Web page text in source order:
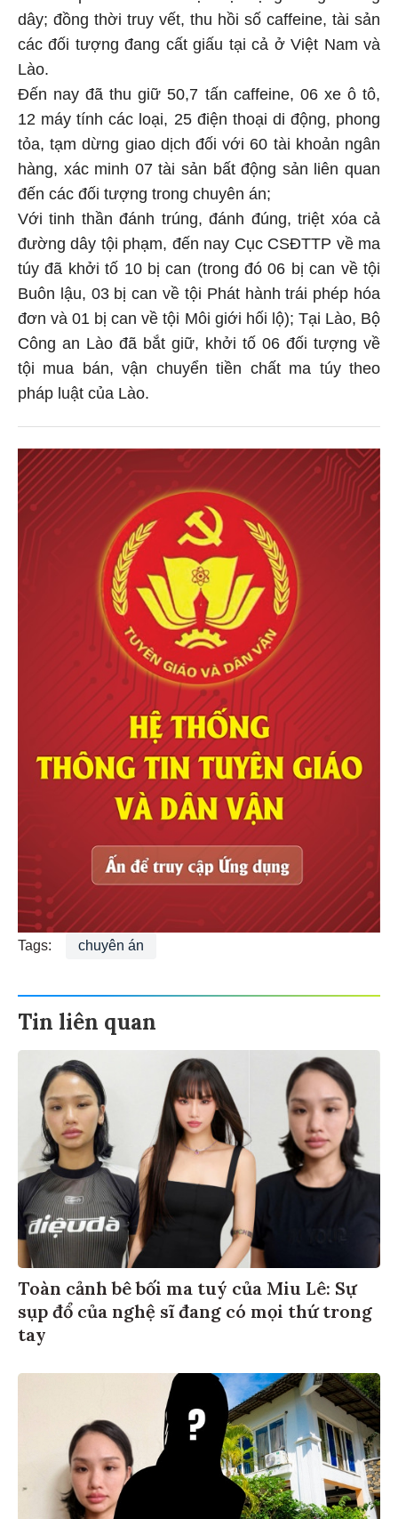
dây; đồng thời truy vết, thu hồi số caffeine, tài sản
các đối tượng đang cất giấu tại cả ở Việt Nam và
Lào.
Đến nay đã thu giữ 50,7 tấn caffeine, 06 xe ô tô,
12 máy tính các loại, 25 điện thoại di động, phong
tỏa, tạm dừng giao dịch đối với 60 tài khoản ngân
hàng, xác minh 07 tài sản bất động sản liên quan
đến các đối tượng trong chuyên án;
Với tinh thần đánh trúng, đánh đúng, triệt xóa cả
đường dây tội phạm, đến nay Cục CSĐTTP về ma
túy đã khởi tố 10 bị can (trong đó 06 bị can về tội
Buôn lậu, 03 bị can về tội Phát hành trái phép hóa
đơn và 01 bị can về tội Môi giới hối lộ); Tại Lào, Bộ
Công an Lào đã bắt giữ, khởi tố 06 đối tượng về
tội mua bán, vận chuyển tiền chất ma túy theo
pháp luật của Lào.
Tags: chuyên án
Tin liên quan
Toàn cảnh bê bối ma tuý của Miu Lê: Sự
sụp đổ của nghệ sĩ đang có mọi thứ trong
tay